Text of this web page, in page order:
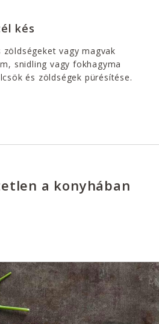
kés
vagy magvak
snidling vagy fokhagyma
és zöldségek pürésítése.
a konyhában